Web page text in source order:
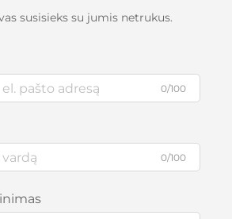
susisieks su jumis netrukus.
0/100
0/100